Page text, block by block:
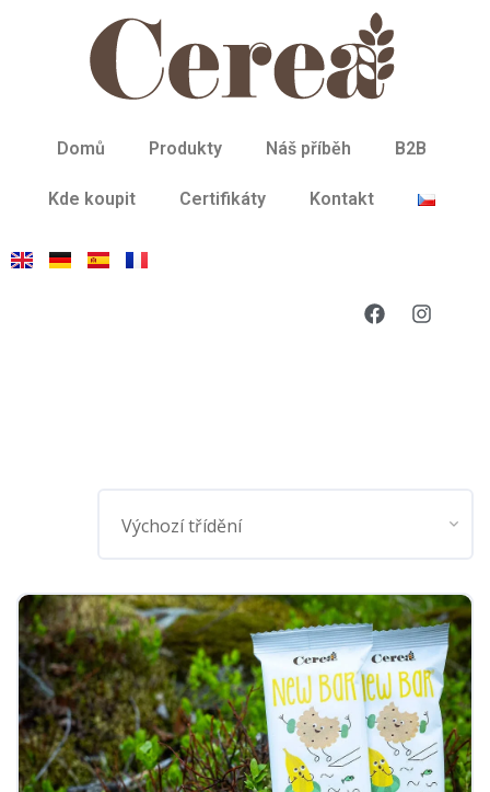
Domů Produkty Náš příběh B2B
Kde koupit Certifikáty Kontakt